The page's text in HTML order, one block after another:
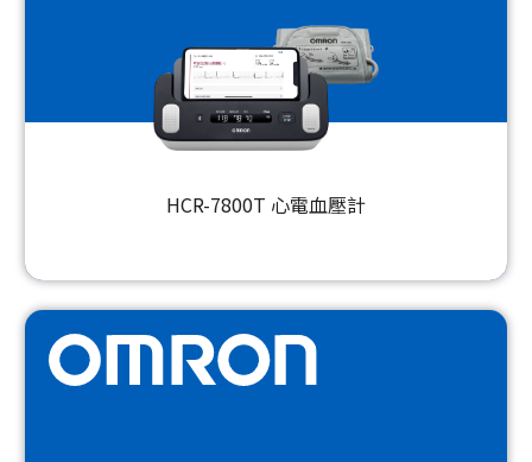
HCR-7800T 心電血壓計